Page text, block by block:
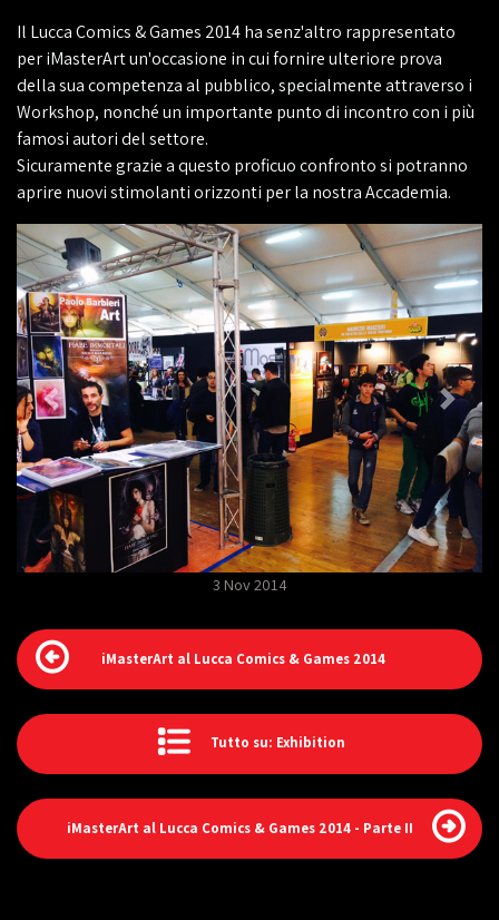
Il Lucca Comics & Games 2014 ha senz'altro rappresentato
per iMasterArt un'occasione in cui fornire ulteriore prova
della sua competenza al pubblico, specialmente attraverso i
Workshop, nonché un importante punto di incontro con i più
famosi autori del settore.
Sicuramente grazie a questo proficuo confronto si potranno
aprire nuovi stimolanti orizzonti per la nostra Accademia.
3 Nov 2014
iMasterArt al Lucca Comics & Games 2014
Tutto su: Exhibition
iMasterArt al Lucca Comics & Games 2014 - Parte II